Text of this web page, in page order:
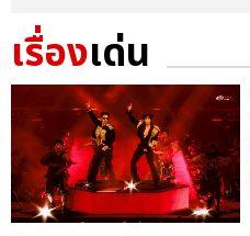
เรื่องเด่น